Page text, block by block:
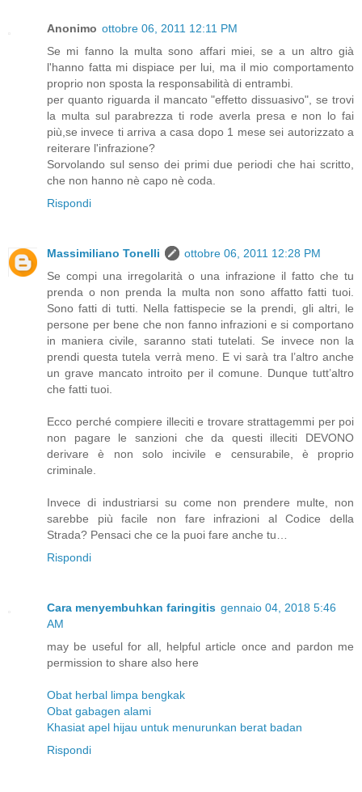
Anonimo ottobre 06, 2011 12:11 PM
Se mi fanno la multa sono affari miei, se a un altro già
l'hanno fatta mi dispiace per lui, ma il mio comportamento
proprio non sposta la responsabilità di entrambi.
per quanto riguarda il mancato "effetto dissuasivo", se trovi
la multa sul parabrezza ti rode averla presa e non lo fai
più,se invece ti arriva a casa dopo 1 mese sei autorizzato a
reiterare l'infrazione?
Sorvolando sul senso dei primi due periodi che hai scritto,
che non hanno nè capo nè coda.
Rispondi
Massimiliano Tonelli
ottobre 06, 2011 12:28 PM
Se compi una irregolarità o una infrazione il fatto che tu
prenda o non prenda la multa non sono affatto fatti tuoi.
Sono fatti di tutti. Nella fattispecie se la prendi, gli altri, le
persone per bene che non fanno infrazioni e si comportano
in maniera civile, saranno stati tutelati. Se invece non la
prendi questa tutela verrà meno. E vi sarà tra l’altro anche
un grave mancato introito per il comune. Dunque tutt’altro
che fatti tuoi.
Ecco perché compiere illeciti e trovare strattagemmi per poi
non pagare le sanzioni che da questi illeciti DEVONO
derivare è non solo incivile e censurabile, è proprio
criminale.
Invece di industriarsi su come non prendere multe, non
sarebbe più facile non fare infrazioni al Codice della
Strada? Pensaci che ce la puoi fare anche tu…
Rispondi
Cara menyembuhkan faringitis gennaio 04, 2018 5:46
AM
may be useful for all, helpful article once and pardon me
permission to share also here
Obat herbal limpa bengkak
Obat gabagen alami
Khasiat apel hijau untuk menurunkan berat badan
Rispondi